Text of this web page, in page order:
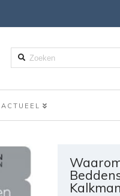
Zoeken
ACTUEEL